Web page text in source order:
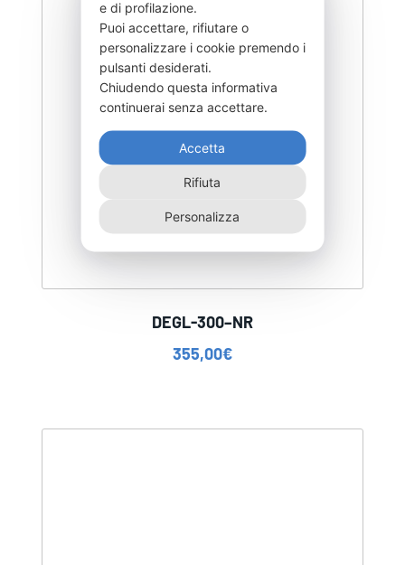
DEGL-300–NR
355,00€
e di profilazione.
Puoi accettare, rifiutare o
personalizzare i cookie premendo i
pulsanti desiderati.
Chiudendo questa informativa
continuerai senza accettare.
Accetta
Rifiuta
Personalizza